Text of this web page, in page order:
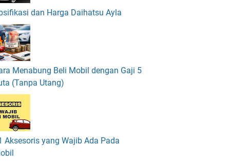
dan Harga Daihatsu Ayla
Menabung Beli Mobil dengan Gaji 5
(Tanpa Utang)
Aksesoris yang Wajib Ada Pada